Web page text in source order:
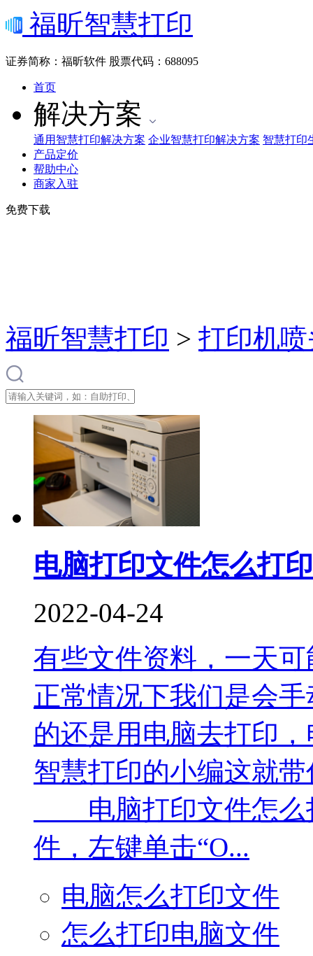
福昕智慧打印
证券简称：福昕软件 股票代码：688095
首页
解决方案
通用智慧打印解决方案 企业智慧打印解决方案 智慧打印
产品定价
帮助中心
商家入驻
免费下载
福昕智慧打印 > 打印机
电脑打印文件怎么打
2022-04-24
有些文件资料，一天
正常情况下我们是会
的还是用电脑去打印
智慧打印的小编这就
电脑打印文件怎
件，左键单击“O...
电脑怎么打印文件
怎么打印电脑文件